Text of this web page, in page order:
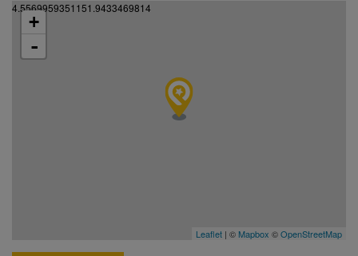
4.5569959351151.9433469814
+
-
Leaflet | © Mapbox ©OpenStreetMap